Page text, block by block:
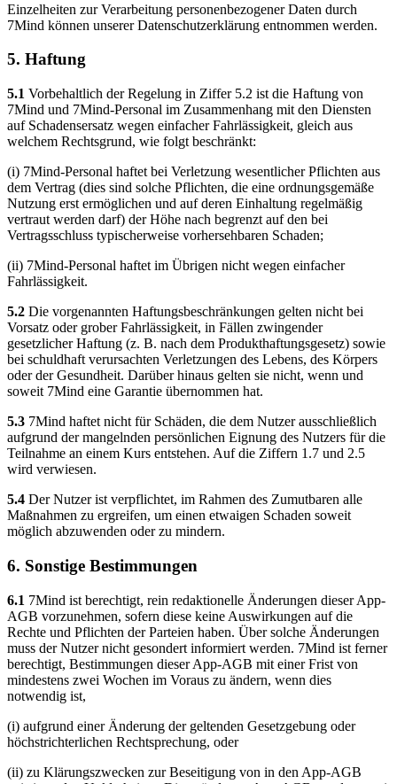
Einzelheiten zur Verarbeitung personenbezogener Daten durch
7Mind können unserer Datenschutzerklärung entnommen werden.
5. Haftung
5.1 Vorbehaltlich der Regelung in Ziffer 5.2 ist die Haftung von
7Mind und 7Mind-Personal im Zusammenhang mit den Diensten
auf Schadensersatz wegen einfacher Fahrlässigkeit, gleich aus
welchem Rechtsgrund, wie folgt beschränkt:
(i) 7Mind-Personal haftet bei Verletzung wesentlicher Pflichten aus
dem Vertrag (dies sind solche Pflichten, die eine ordnungsgemäße
Nutzung erst ermöglichen und auf deren Einhaltung regelmäßig
vertraut werden darf) der Höhe nach begrenzt auf den bei
Vertragsschluss typischerweise vorhersehbaren Schaden;
(ii) 7Mind-Personal haftet im Übrigen nicht wegen einfacher
Fahrlässigkeit.
5.2 Die vorgenannten Haftungsbeschränkungen gelten nicht bei
Vorsatz oder grober Fahrlässigkeit, in Fällen zwingender
gesetzlicher Haftung (z. B. nach dem Produkthaftungsgesetz) sowie
bei schuldhaft verursachten Verletzungen des Lebens, des Körpers
oder der Gesundheit. Darüber hinaus gelten sie nicht, wenn und
soweit 7Mind eine Garantie übernommen hat.
5.3 7Mind haftet nicht für Schäden, die dem Nutzer ausschließlich
aufgrund der mangelnden persönlichen Eignung des Nutzers für die
Teilnahme an einem Kurs entstehen. Auf die Ziffern 1.7 und 2.5
wird verwiesen.
5.4 Der Nutzer ist verpflichtet, im Rahmen des Zumutbaren alle
Maßnahmen zu ergreifen, um einen etwaigen Schaden soweit
möglich abzuwenden oder zu mindern.
6. Sonstige Bestimmungen
6.1 7Mind ist berechtigt, rein redaktionelle Änderungen dieser App-
AGB vorzunehmen, sofern diese keine Auswirkungen auf die
Rechte und Pflichten der Parteien haben. Über solche Änderungen
muss der Nutzer nicht gesondert informiert werden. 7Mind ist ferner
berechtigt, Bestimmungen dieser App-AGB mit einer Frist von
mindestens zwei Wochen im Voraus zu ändern, wenn dies
notwendig ist,
(i) aufgrund einer Änderung der geltenden Gesetzgebung oder
höchstrichterlichen Rechtsprechung, oder
(ii) zu Klärungszwecken zur Beseitigung von in den App-AGB